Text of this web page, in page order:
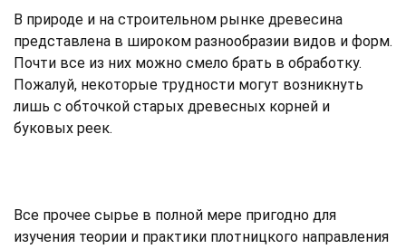
В природе и на строительном рынке древесина
представлена в широком разнообразии видов и форм.
Почти все из них можно смело брать в обработку.
Пожалуй, некоторые трудности могут возникнуть
лишь с обточкой старых древесных корней и
буковых реек.
Все прочее сырье в полной мере пригодно для
изучения теории и практики плотницкого направления